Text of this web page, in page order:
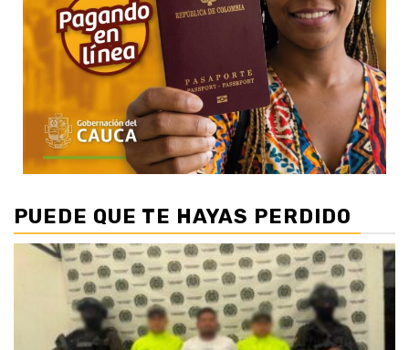
PUEDE QUE TE HAYAS PERDIDO